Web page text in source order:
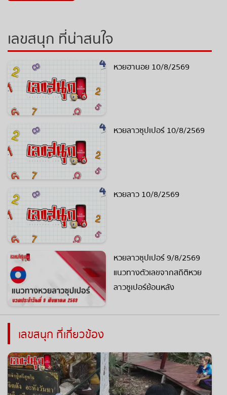
เลขสนุก ที่น่าสนใจ
หวยฮานอย 10/8/2569
หวยลาวซุปเปอร์ 10/8/2569
หวยลาว 10/8/2569
หวยลาวซุปเปอร์ 9/8/2569
แนวทางตัวเลขจากสถิติหวย
ลาวซูเปอร์ย้อนหลัง
เลขสนุก ที่เกี่ยวข้อง